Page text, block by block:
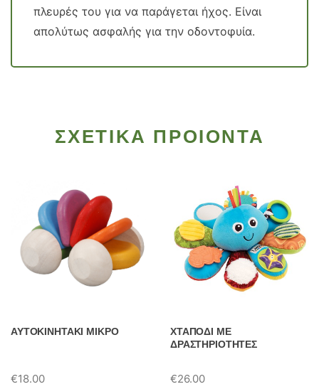
πλευρές του για να παράγεται ήχος. Είναι
απολύτως ασφαλής για την οδοντοφυία.
ΣΧΕΤΙΚΑ ΠΡΟΙΟΝΤΑ
ΑΥΤΟΚΙΝΗΤΑΚΙ ΜΙΚΡΟ
€18.00
ΧΤΑΠΟΔΙ ΜΕ
ΔΡΑΣΤΗΡΙΟΤΗΤΕΣ
€26.00